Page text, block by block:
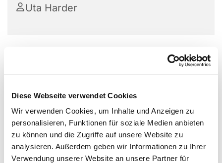
Diese Webseite verwendet Cookies
Wir verwenden Cookies, um Inhalte und Anzeigen zu
personalisieren, Funktionen für soziale Medien anbieten
zu können und die Zugriffe auf unsere Website zu
analysieren. Außerdem geben wir Informationen zu Ihrer
Verwendung unserer Website an unsere Partner für
Uta Harder